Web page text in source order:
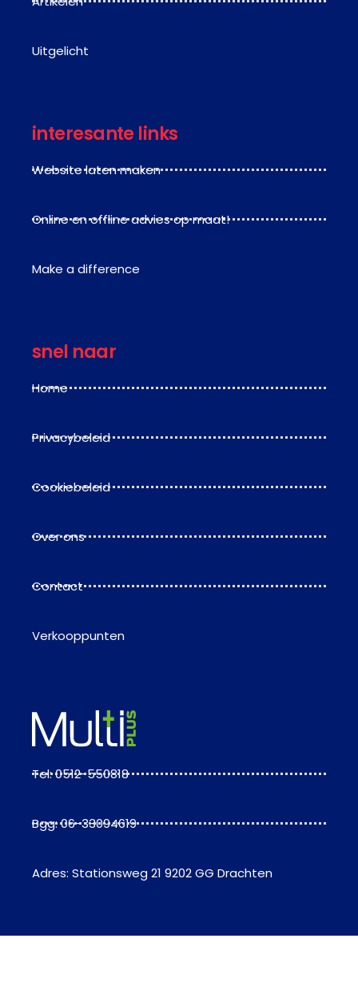
Uitgelicht
interesante links
Website laten maken
Online en offline advies op maat!
Make a difference
snel naar
Home
Privacybeleid
Cookiebeleid
Over ons
Contact
Verkooppunten
Tel: 0512-550818
Bgg: 06-33094619
Adres: Stationsweg 21 9202 GG Drachten